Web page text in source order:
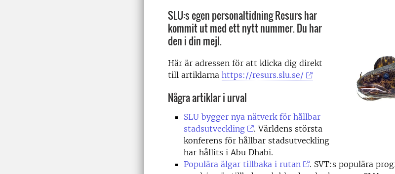
SLU:s egen personaltidning Resurs har
kommit ut med ett nytt nummer. Du har
den i din mejl.
Här är adressen för att klicka dig direkt
till artiklarna https://resurs.slu.se/
Några artiklar i urval
SLU bygger nya nätverk för hållbar
stadsutveckling
. Världens största
konferens för hållbar stadsutveckling
har hållits i Abu Dhabi.
Populära älgar tillbaka i rutan
. SVT:s populära